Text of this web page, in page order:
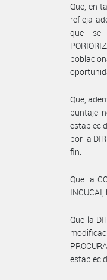
Que, en
refleja
que se
Que,
puntaje
por la
fin.
Que la
Que la